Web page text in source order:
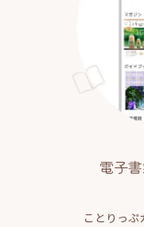
電子
ことりっぷ